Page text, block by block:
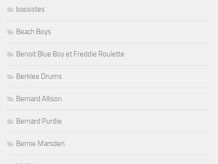
bassistes
Beach Boys
Benoit Blue Boy et Freddie Roulette
Berklee Drums
Bernard Allison
Bernard Purdie
Bernie Marsden